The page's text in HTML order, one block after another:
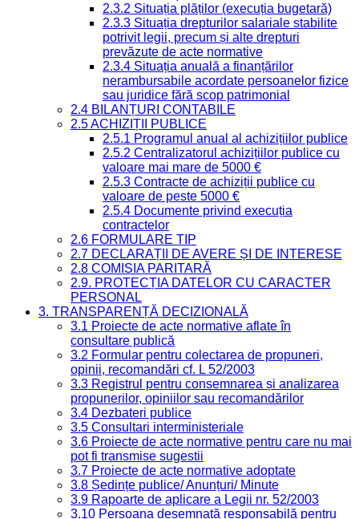
2.3.2 Situația plăților (execuția bugetară)
2.3.3 Situația drepturilor salariale stabilite
potrivit legii, precum și alte drepturi
prevăzute de acte normative
2.3.4 Situația anuală a finanțărilor
nerambursabile acordate persoanelor fizice
sau juridice fără scop patrimonial
2.4 BILANȚURI CONTABILE
2.5 ACHIZIȚII PUBLICE
2.5.1 Programul anual al achizițiilor publice
2.5.2 Centralizatorul achizițiilor publice cu
valoare mai mare de 5000 €
2.5.3 Contracte de achiziții publice cu
valoare de peste 5000 €
2.5.4 Documente privind execuția
contractelor
2.6 FORMULARE TIP
2.7 DECLARAȚII DE AVERE ȘI DE INTERESE
2.8 COMISIA PARITARĂ
2.9. PROTECȚIA DATELOR CU CARACTER
PERSONAL
3. TRANSPARENȚĂ DECIZIONALĂ
3.1 Proiecte de acte normative aflate în
consultare publică
3.2 Formular pentru colectarea de propuneri,
opinii, recomandări cf. L 52/2003
3.3 Registrul pentru consemnarea și analizarea
propunerilor, opiniilor sau recomandărilor
3.4 Dezbateri publice
3.5 Consultari interministeriale
3.6 Proiecte de acte normative pentru care nu mai
pot fi transmise sugestii
3.7 Proiecte de acte normative adoptate
3.8 Ședințe publice/ Anunțuri/ Minute
3.9 Rapoarte de aplicare a Legii nr. 52/2003
3.10 Persoana desemnată responsabilă pentru